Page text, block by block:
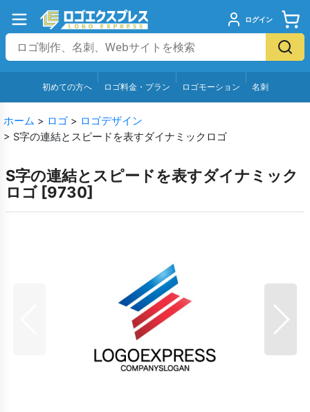
ログイン
初めての方へ ロゴ料金・プラン ロゴモーション 名刺
ホーム > ロゴ > ロゴデザイン
> S字の連結とスピードを表すダイナミックロゴ
S字の連結とスピードを表すダイナミック
ロゴ [9730]